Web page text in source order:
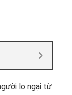
lo ngại từ